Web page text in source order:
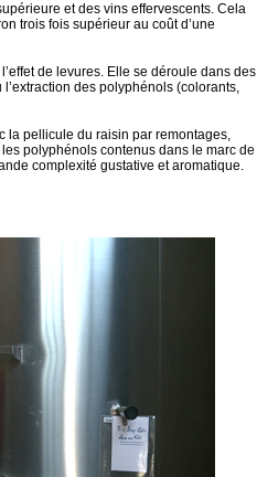
et des vins effervescents. Cela
trois fois supérieur au coût d’une
de levures. Elle se déroule dans des
des polyphénols (colorants,
la pellicule du raisin par remontages,
polyphénols contenus dans le marc de
complexité gustative et aromatique.